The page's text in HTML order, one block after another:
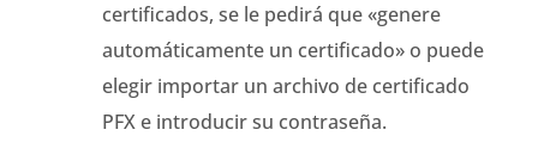
certificados, se le pedirá que «genere
automáticamente un certificado» o puede
elegir importar un archivo de certificado
PFX e introducir su contraseña.